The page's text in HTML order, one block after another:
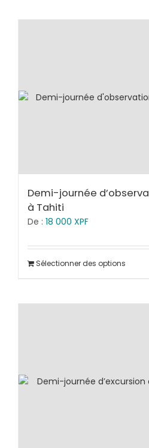
Demi-journée
à Tahiti
De : 18 000 XPF
Sélectionner des options